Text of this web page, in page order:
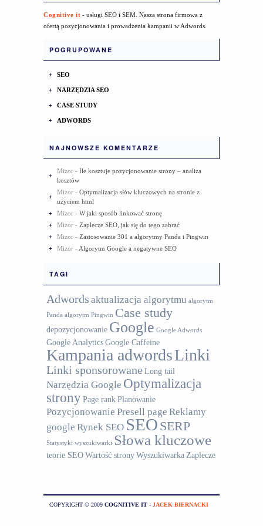
Cognitive it - usługi SEO i SEM. Nasza strona firmowa z
ofertą pozycjonowania i prowadzenia kampanii w Adwords.
POGRUPOWANE
SEO
NARZĘDZIA SEO
CASE STUDY
ADWORDS
NAJNOWSZE KOMENTARZE
Mizor - Ile kosztuje pozycjonowanie strony – analiza
kosztów
Mizor - Optymalizacja słów kluczowych na stronie z
użyciem html
Mizor - W jaki sposób linkować stronę
Mizor - Zaplecze SEO, jak się do tego zabrać
Mizor - Zastosowanie 301 a algorytmy Panda i Pingwin
Mizor - Algorytm Google a negatywne SEO
TAGI
Adwords aktualizacja algorytmu algorytm
Panda algorytm Pingwin Case study
depozycjonowanie Google Google Adwords
Google AnalyticsGoogle Caffeine
Kampania adwordsLinki
Linki sponsorowane Long tail
Narzędzia Google Optymalizacja
stronyPage rankPlanowanie
Pozycjonowanie Presell page Reklamy
google Rynek SEO SEO SERP
Statystyki wyszukiwarki Słowa kluczowe
teorie SEOWartość stronyWyszukiwarka Zaplecze
COPYRIGHT © 2009 COGNITIVE IT - JACEK BIERNACKI